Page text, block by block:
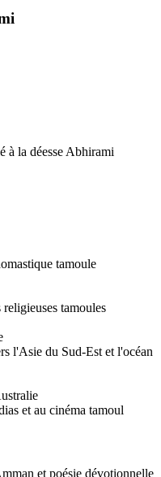
à la déesse Abhirami
tamoule
tamoules
l'Asie du Sud-Est et l'océan
et au cinéma tamoul
et poésie dévotionnelle